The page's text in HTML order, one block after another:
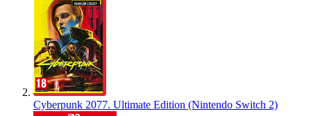
Cyberpunk 2077. Ultimate Edition (Nintendo Switch 2)